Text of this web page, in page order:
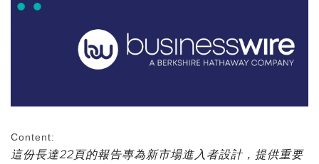
Content:
這份長達22頁的報告專為新市場進入者設計，提供重要